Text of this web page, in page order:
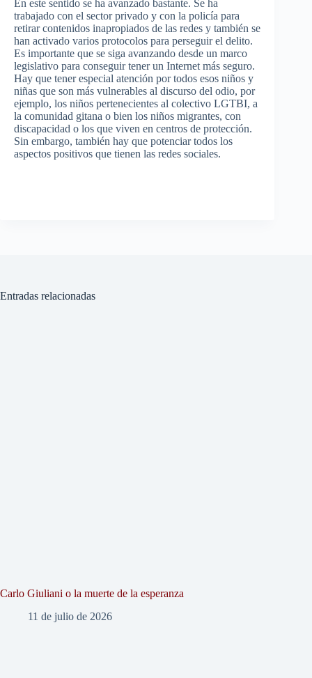
En este sentido se ha avanzado bastante. Se ha
trabajado con el sector privado y con la policía para
retirar contenidos inapropiados de las redes y también se
han activado varios protocolos para perseguir el delito.
Es importante que se siga avanzando desde un marco
legislativo para conseguir tener un Internet más seguro.
Hay que tener especial atención por todos esos niños y
niñas que son más vulnerables al discurso del odio, por
ejemplo, los niños pertenecientes al colectivo LGTBI, a
la comunidad gitana o bien los niños migrantes, con
discapacidad o los que viven en centros de protección.
Sin embargo, también hay que potenciar todos los
aspectos positivos que tienen las redes sociales.
Entradas relacionadas
Carlo Giuliani o la muerte de la esperanza
11 de julio de 2026